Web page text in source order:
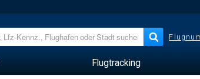
Flugtracking